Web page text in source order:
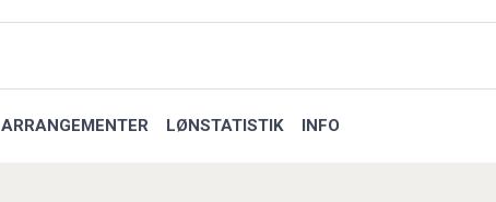
ARRANGEMENTER LØNSTATISTIK INFO